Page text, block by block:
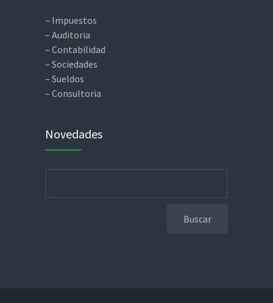
– Impuestos
– Auditoria
– Contabilidad
– Sociedades
– Sueldos
– Consultoria
Novedades